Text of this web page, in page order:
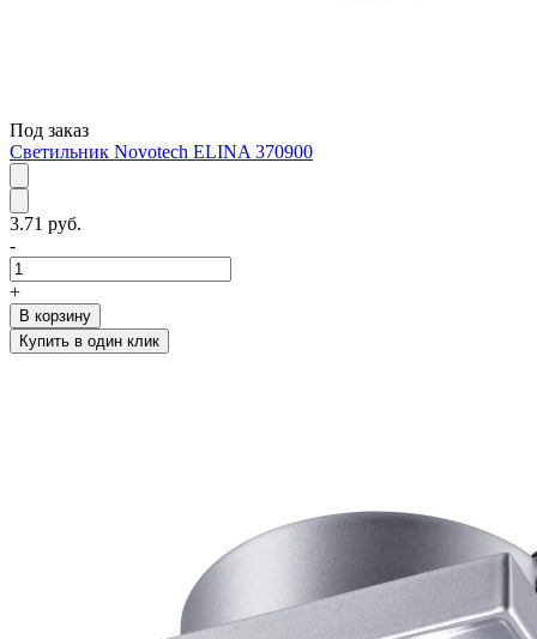
Под заказ
Светильник Novotech ELINA 370900
3.71 руб.
-
+
В корзину
Купить в один клик